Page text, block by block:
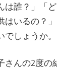
は誰？」「
はいるの？
しょうか。
さんの2度の